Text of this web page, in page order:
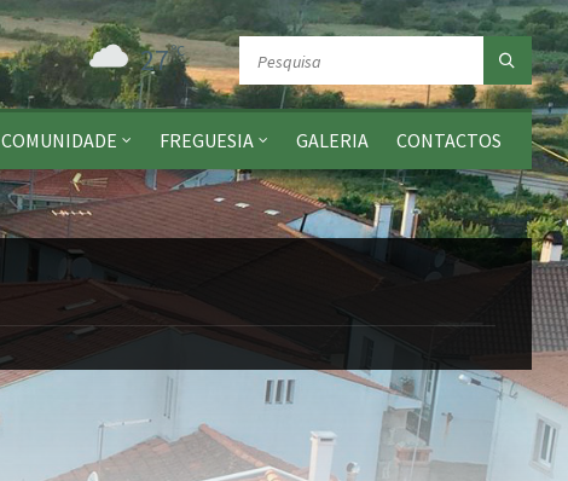
COMUNIDADE FREGUESIA GALERIA CONTACTOS
27ºC